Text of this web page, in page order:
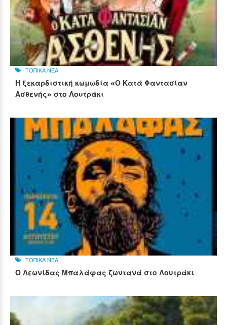
ΤΟΠΙΚΑ ΝΕΑ
Η ξεκαρδιστική κωμωδία «Ο Κατά Φαντασίαν
Ασθενής» στο Λουτράκι
ΤΟΠΙΚΑ ΝΕΑ
Ο Λεωνίδας Μπαλάφας ζωντανά στο Λουτράκι